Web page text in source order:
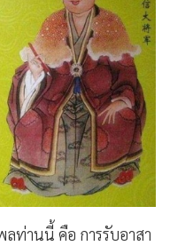
ท่านนี้ คือ การรับอาสา